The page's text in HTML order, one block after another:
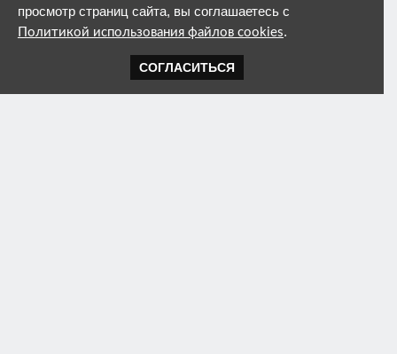
просмотр страниц сайта, вы соглашаетесь с
Политикой использования файлов cookies.
СОГЛАСИТЬСЯ